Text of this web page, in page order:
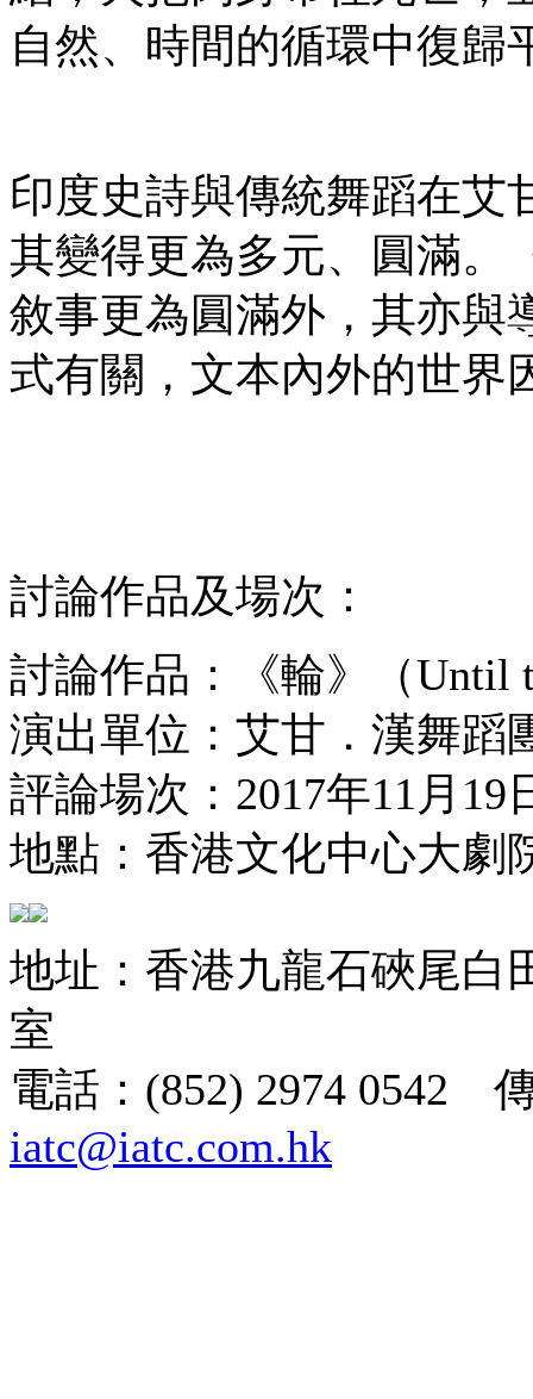
自然、時間的循環中復歸
印度史詩與傳統舞蹈在艾
其變得更為多元、圓滿。
敘事更為圓滿外，其亦與
式有關，文本內外的世界
討論作品及場次：
討論作品：《輪》（Until
演出單位：艾甘．漢舞蹈
評論場次：2017年11月19
地點：香港文化中心大劇
地址：香港九龍石硤尾白
室
電話：(852) 2974 0542
iatc@iatc.com.hk